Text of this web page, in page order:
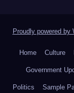
Proudly powered by
Home Culture
Government
Politics Sample